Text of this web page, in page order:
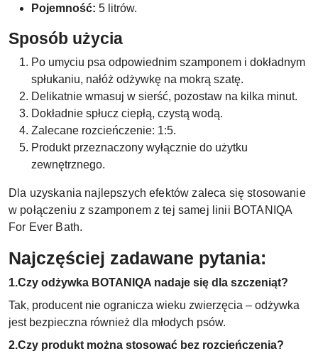
Pojemność: 5 litrów.
Sposób użycia
Po umyciu psa odpowiednim szamponem i dokładnym
spłukaniu, nałóż odżywkę na mokrą szatę.
Delikatnie wmasuj w sierść, pozostaw na kilka minut.
Dokładnie spłucz ciepłą, czystą wodą.
Zalecane rozcieńczenie: 1:5.
Produkt przeznaczony wyłącznie do użytku
zewnętrznego.
Dla uzyskania najlepszych efektów zaleca się stosowanie
w połączeniu z szamponem z tej samej linii BOTANIQA
For Ever Bath.
Najczęściej zadawane pytania:
1.Czy odżywka BOTANIQA nadaje się dla szczeniąt?
Tak, producent nie ogranicza wieku zwierzęcia – odżywka
jest bezpieczna również dla młodych psów.
2.Czy produkt można stosować bez rozcieńczenia?